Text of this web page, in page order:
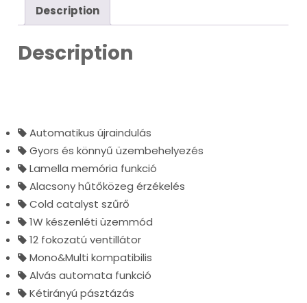
Description
Description
Automatikus újraindulás
Gyors és könnyű üzembehelyezés
Lamella memória funkció
Alacsony hűtőközeg érzékelés
Cold catalyst szűrő
1W készenléti üzemmód
12 fokozatú ventillátor
Mono&Multi kompatibilis
Alvás automata funkció
Kétirányú pásztázás